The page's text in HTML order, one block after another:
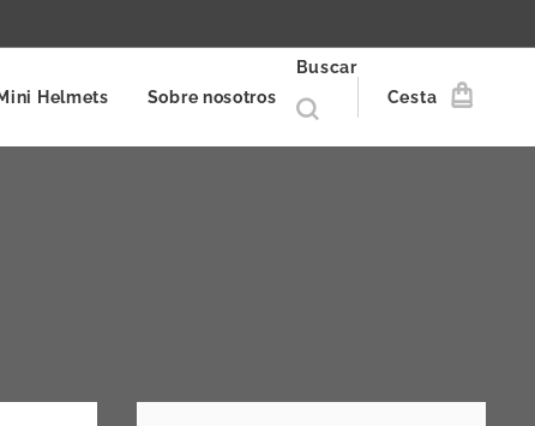
Mini Helmets Sobre nosotros
Buscar
Cesta